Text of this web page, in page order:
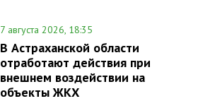
7 августа 2026, 18:35
В Астраханской области
отработают действия при
внешнем воздействии на
объекты ЖКХ